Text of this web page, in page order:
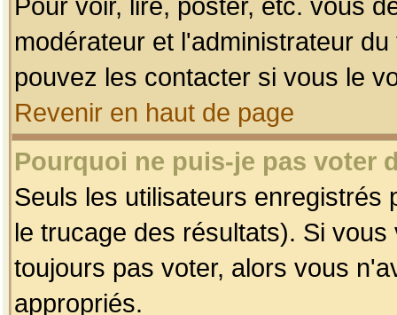
modérateur et l'administrateur
pouvez les contacter si vous le
Revenir en haut de page
Pourquoi ne puis-je pas voter
Seuls les utilisateurs enregistrés
le trucage des résultats). Si
toujours pas voter, alors vous
appropriés.